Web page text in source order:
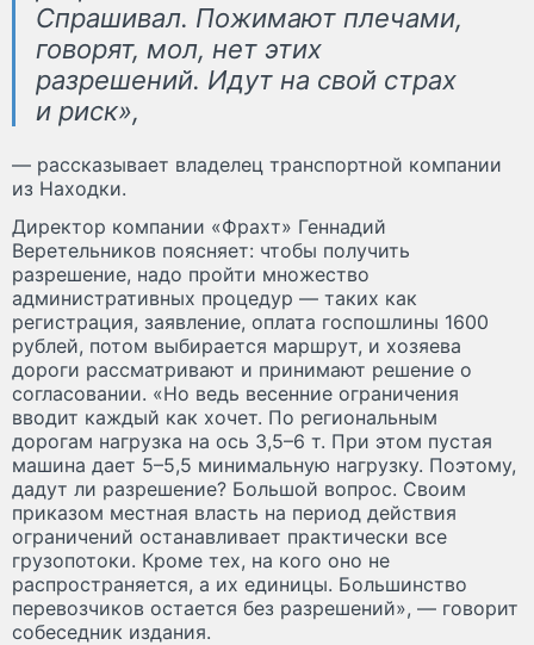
Спрашивал. Пожимают плечами,
говорят, мол, нет этих
разрешений. Идут на свой страх
и риск»,
— рассказывает владелец транспортной компании
из Находки.
Директор компании «Фрахт» Геннадий
Веретельников поясняет: чтобы получить
разрешение, надо пройти множество
административных процедур — таких как
регистрация, заявление, оплата госпошлины 1600
рублей, потом выбирается маршрут, и хозяева
дороги рассматривают и принимают решение о
согласовании. «Но ведь весенние ограничения
вводит каждый как хочет. По региональным
дорогам нагрузка на ось 3,5–6 т. При этом пустая
машина дает 5–5,5 минимальную нагрузку. Поэтому,
дадут ли разрешение? Большой вопрос. Своим
приказом местная власть на период действия
ограничений останавливает практически все
грузопотоки. Кроме тех, на кого оно не
распространяется, а их единицы. Большинство
перевозчиков остается без разрешений», — говорит
собеседник издания.